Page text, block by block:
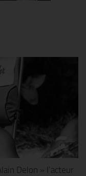
Delon » l’acteur